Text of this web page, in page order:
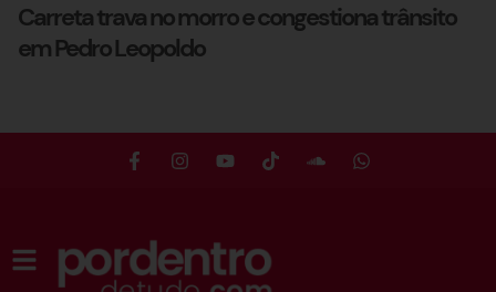
Carreta trava no morro e congestiona trânsito
em Pedro Leopoldo